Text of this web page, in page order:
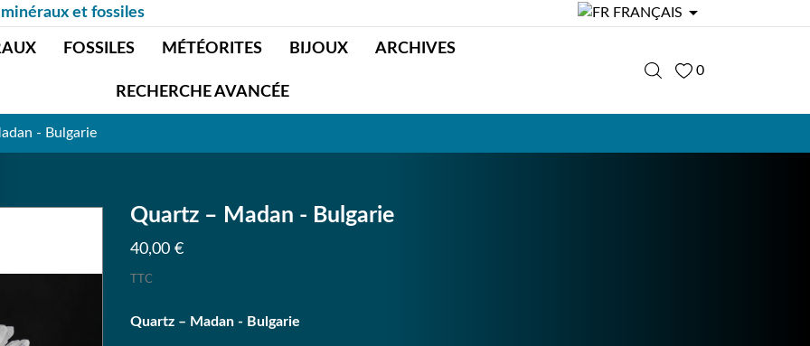
et fossiles FRANÇAIS 
FOSSILES MÉTÉORITES BIJOUX ARCHIVES
RECHERCHE AVANCÉE
0
- Bulgarie
Quartz – Madan - Bulgarie
40,00 €
TTC
Quartz – Madan - Bulgarie